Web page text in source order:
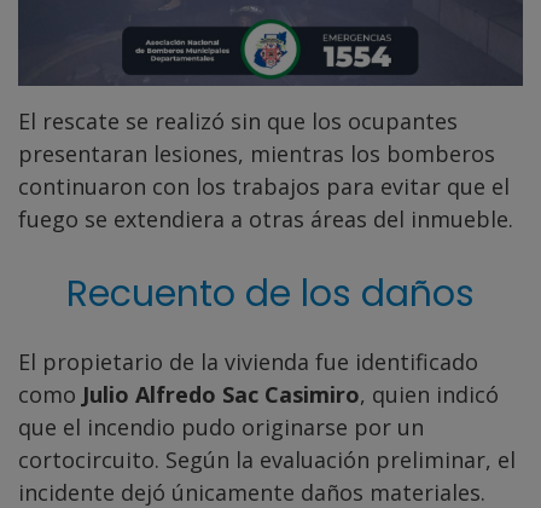
El rescate se realizó sin que los ocupantes
presentaran lesiones, mientras los bomberos
continuaron con los trabajos para evitar que el
fuego se extendiera a otras áreas del inmueble.
Recuento de los daños
El propietario de la vivienda fue identificado
como Julio Alfredo Sac Casimiro, quien indicó
que el incendio pudo originarse por un
cortocircuito. Según la evaluación preliminar, el
incidente dejó únicamente daños materiales.